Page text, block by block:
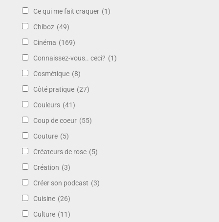
Ce qui me fait craquer (1)
Chiboz (49)
Cinéma (169)
Connaissez-vous.. ceci? (1)
Cosmétique (8)
Côté pratique (27)
Couleurs (41)
Coup de coeur (55)
Couture (5)
Créateurs de rose (5)
Création (3)
Créer son podcast (3)
Cuisine (26)
Culture (11)